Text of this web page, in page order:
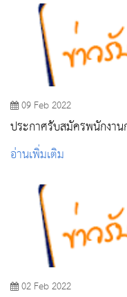
09 Feb 2022
ประกาศรับสมัครพนักงา
อ่านเพิ่มเติม
02 Feb 2022